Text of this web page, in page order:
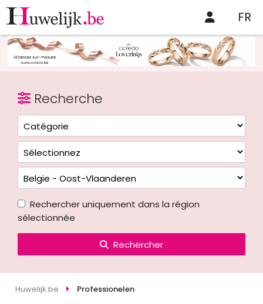
FR
Recherche
Rechercher uniquement dans la région
sélectionnée
Rechercher
Huwelijk.be Professionelen